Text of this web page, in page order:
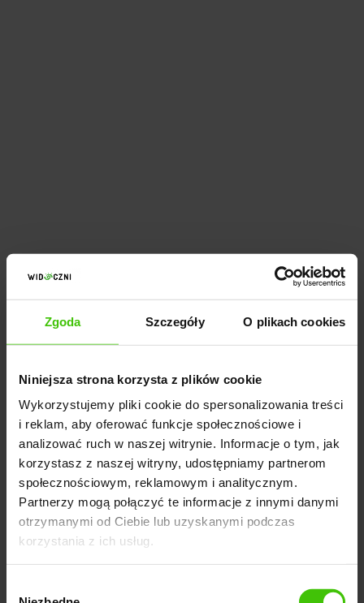
Zgoda Szczegóły O plikach cookies
Niniejsza strona korzysta z plików cookie
Wykorzystujemy pliki cookie do spersonalizowania treści
i reklam, aby oferować funkcje społecznościowe i
analizować ruch w naszej witrynie. Informacje o tym, jak
korzystasz z naszej witryny, udostępniamy partnerom
społecznościowym, reklamowym i analitycznym.
Partnerzy mogą połączyć te informacje z innymi danymi
otrzymanymi od Ciebie lub uzyskanymi podczas
korzystania z ich usług.
LOKALNE SEO